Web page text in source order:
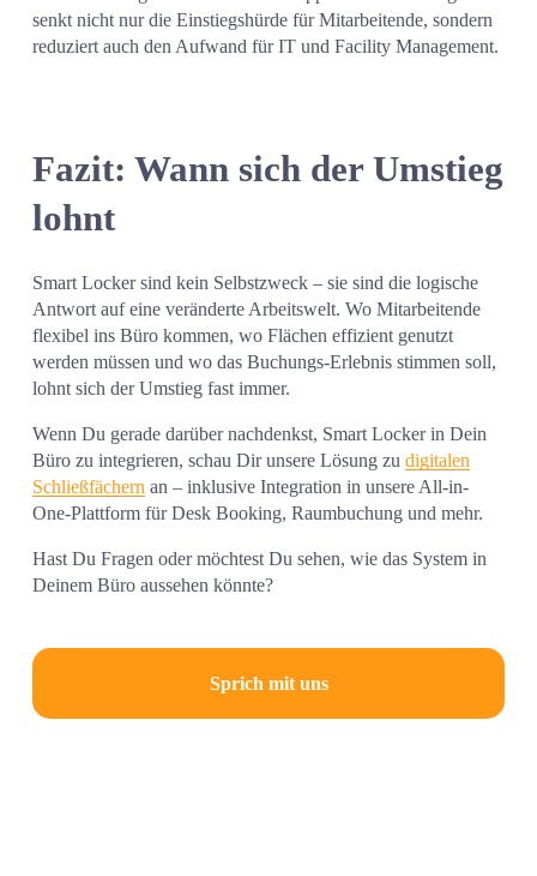
senkt nicht nur die Einstiegshürde für Mitarbeitende, sondern
reduziert auch den Aufwand für IT und Facility Management.
Fazit: Wann sich der Umstieg
lohnt
Smart Locker sind kein Selbstzweck – sie sind die logische
Antwort auf eine veränderte Arbeitswelt. Wo Mitarbeitende
flexibel ins Büro kommen, wo Flächen effizient genutzt
werden müssen und wo das Buchungs-Erlebnis stimmen soll,
lohnt sich der Umstieg fast immer.
Wenn Du gerade darüber nachdenkst, Smart Locker in Dein
Büro zu integrieren, schau Dir unsere Lösung zu digitalen
Schließfächern an – inklusive Integration in unsere All-in-
One-Plattform für Desk Booking, Raumbuchung und mehr.
Hast Du Fragen oder möchtest Du sehen, wie das System in
Deinem Büro aussehen könnte?
Sprich mit uns